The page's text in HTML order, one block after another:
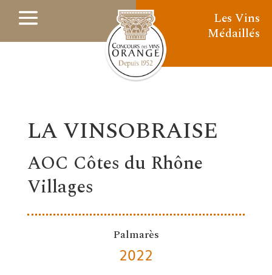
Les Vins
Médaillés
LA VINSOBRAISE
AOC Côtes du Rhône
Villages
Palmarès
2022